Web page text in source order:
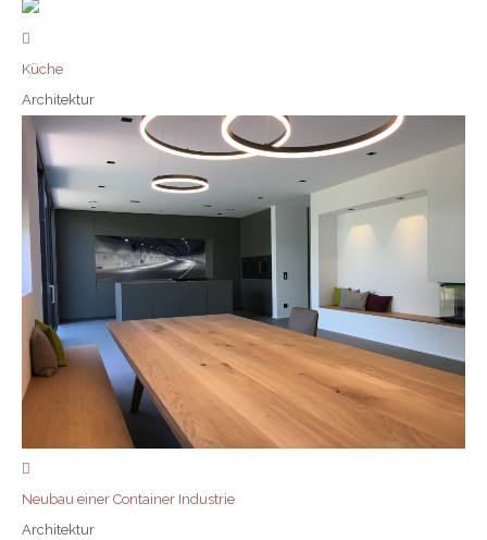
Küche
Architektur
Neubau einer Container Industrie
Architektur